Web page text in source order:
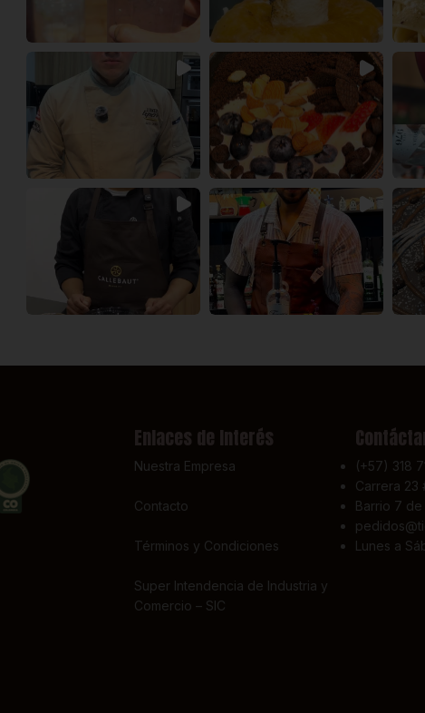
Enlaces de Interés
Nuestra Empresa
Contacto
Términos y Condiciones
Super Intendencia de Industria y
Comercio – SIC
(+57) 318
Carrera 23
Barrio 7
Lunes a